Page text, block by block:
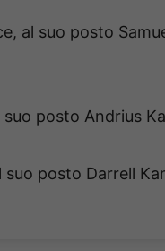
al suo posto
posto Andrius
suo posto Darrell